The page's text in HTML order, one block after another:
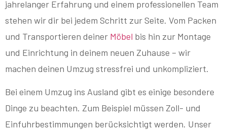
jahrelanger Erfahrung und einem professionellen Team
stehen wir dir bei jedem Schritt zur Seite. Vom Packen
und Transportieren deiner Möbel bis hin zur Montage
und Einrichtung in deinem neuen Zuhause – wir
machen deinen Umzug stressfrei und unkompliziert.
Bei einem Umzug ins Ausland gibt es einige besondere
Dinge zu beachten. Zum Beispiel müssen Zoll- und
Einfuhrbestimmungen berücksichtigt werden. Unser